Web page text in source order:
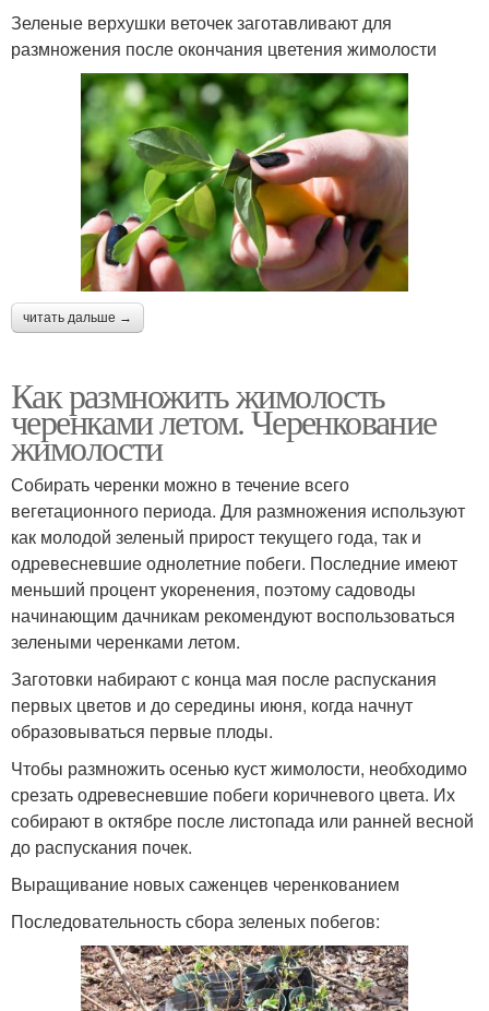
Зеленые верхушки веточек заготавливают для
размножения после окончания цветения жимолости
читать дальше →
Как размножить жимолость
черенками летом. Черенкование
жимолости
Собирать черенки можно в течение всего
вегетационного периода. Для размножения используют
как молодой зеленый прирост текущего года, так и
одревесневшие однолетние побеги. Последние имеют
меньший процент укоренения, поэтому садоводы
начинающим дачникам рекомендуют воспользоваться
зелеными черенками летом.
Заготовки набирают с конца мая после распускания
первых цветов и до середины июня, когда начнут
образовываться первые плоды.
Чтобы размножить осенью куст жимолости, необходимо
срезать одревесневшие побеги коричневого цвета. Их
собирают в октябре после листопада или ранней весной
до распускания почек.
Выращивание новых саженцев черенкованием
Последовательность сбора зеленых побегов: